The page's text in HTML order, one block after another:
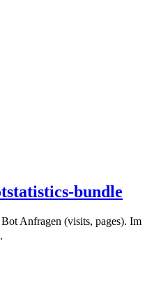
bundle
Anfragen (visits, pages). Im